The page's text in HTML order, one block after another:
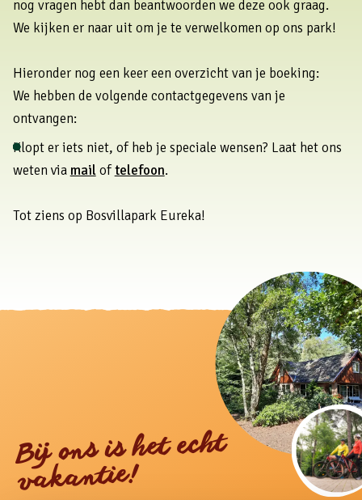
nog vragen hebt dan beantwoorden we deze ook graag.
We kijken er naar uit om je te verwelkomen op ons park!
Hieronder nog een keer een overzicht van je boeking:
We hebben de volgende contactgegevens van je
ontvangen:
Klopt er iets niet, of heb je speciale wensen? Laat het ons
weten via mailoftelefoon.
Tot ziens op Bosvillapark Eureka!
Bij ons is het echt
vakantie!